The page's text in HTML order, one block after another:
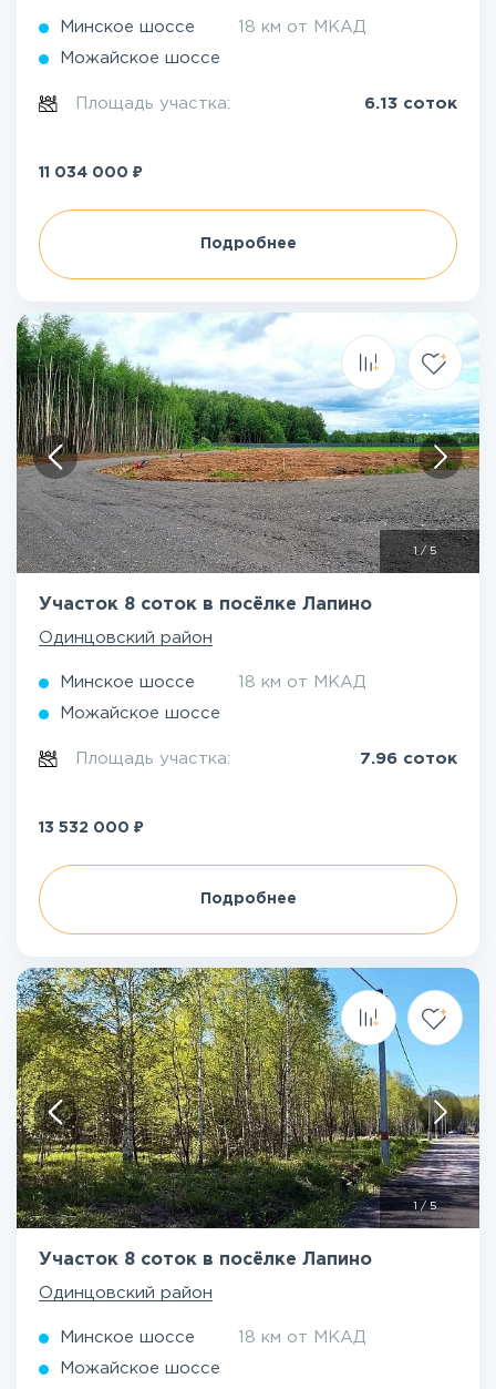
Минское шоссе 18 км от МКАД
Можайское шоссе
Площадь участка: 6.13 соток
11 034 000 ₽
Подробнее
1/5
Участок 8 соток в посёлке Лапино
Одинцовский район
Минское шоссе 18 км от МКАД
Можайское шоссе
Площадь участка: 7.96 соток
13 532 000 ₽
Подробнее
/5
Участок 8 соток в посёлке Лапино
Одинцовский район
Минское шоссе 18 км от МКАД
Можайское шоссе